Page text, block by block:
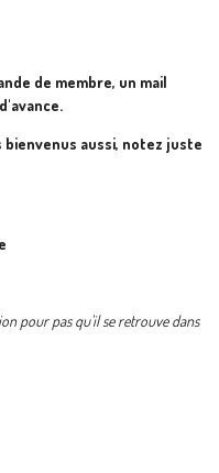
de membre, un mail
bienvenus aussi, notez juste
pour pas qu'il se retrouve dans